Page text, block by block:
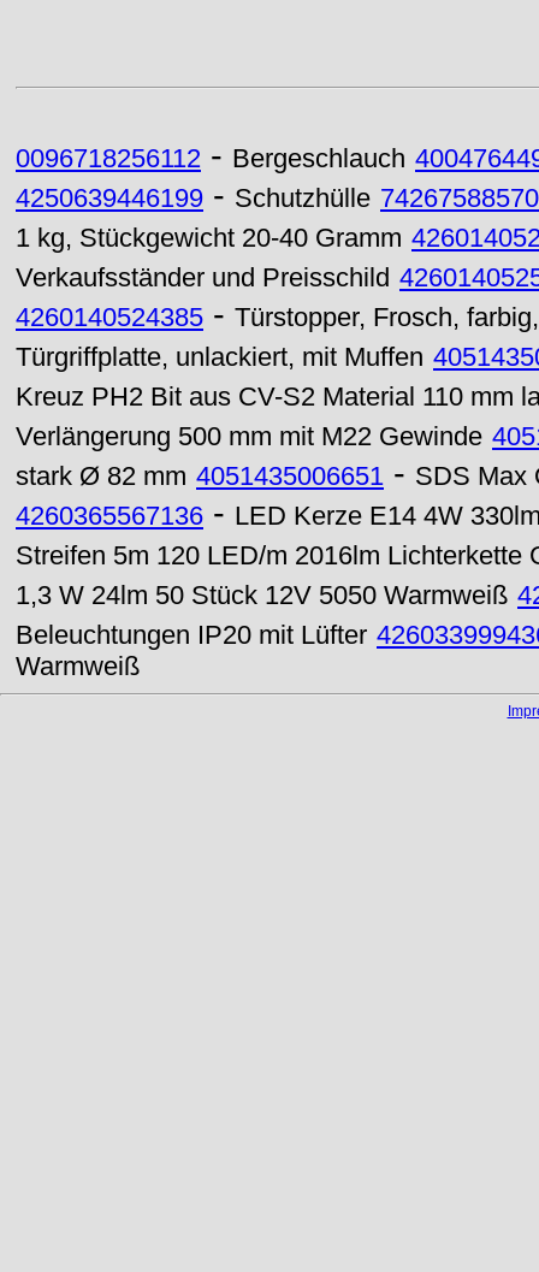
0096718256112 - Bergeschlauch
4250639446199 - Schutzhülle
1 kg, Stückgewicht 20-40 Gramm
Verkaufsständer und Preisschild
4260140524385 - Türstopper, Frosch,
Türgriffplatte, unlackiert, mit Muffen
Kreuz PH2 Bit aus CV-S2 Material 110 mm
Verlängerung 500 mm mit M22 Gewinde
stark Ø 82 mm 4051435006651 - SDS Max
4260365567136 - LED Kerze E14 4W
Streifen 5m 120 LED/m 2016lm Lichterkette
1,3 W 24lm 50 Stück 12V 5050 Warmweiß
Beleuchtungen IP20 mit Lüfter
Warmweiß